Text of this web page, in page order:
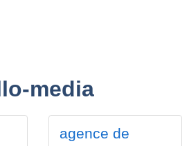
media
agence de